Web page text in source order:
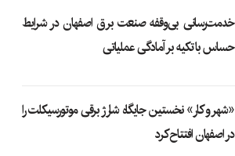
خدمت‌رسانی بی‌وقفه صنعت برق اصفهان در شرایط
حساس با تکیه بر آمادگی عملیاتی
«شهر و کار» نخستین جایگاه شارژ برقی موتورسیکلت را
در اصفهان افتتاح کرد